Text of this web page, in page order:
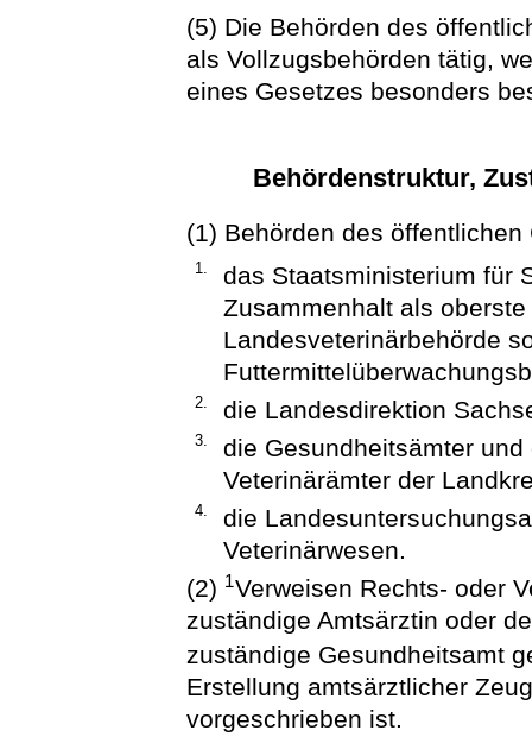
(5) Die Behörden des
als Vollzugsbehörden tätig,
eines Gesetzes besonders
Behördenstruktur,
(1) Behörden des
1.
das Staatsministerium für
Zusammenhalt als
Landesveterinärbehörde
2. die Landesdirektion
3.
die Gesundheitsämter
Veterinärämter der
4.
die
Veterinärwesen.
(2) 1Verweisen Rechts- oder
zuständige Amtsärztin oder
zuständige Gesundheitsamt
Erstellung amtsärztlicher
vorgeschrieben ist.